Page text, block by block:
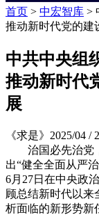
首页 > 中宏智库 >
推动新时代党的建
中共中央组
推动新时代
展
《求是》2025/04 /
治国必先治党，
出“健全全面从严
6月27日在中央政
顾总结新时代以来
析面临的新形势新